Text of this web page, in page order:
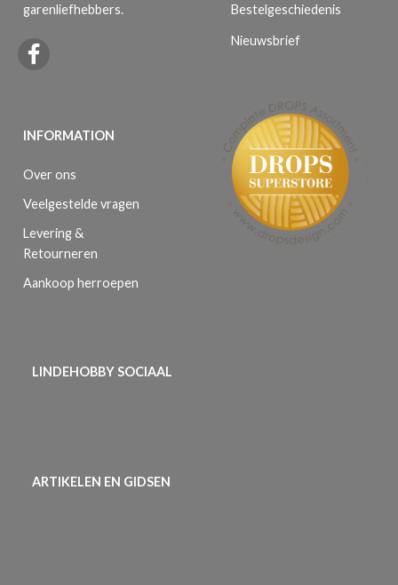
garenliefhebbers.
INFORMATION
Over ons
Veelgestelde vragen
Levering &
Retourneren
Aankoop herroepen
Bestelgeschiedenis
Nieuwsbrief
LINDEHOBBY SOCIAAL
ARTIKELEN EN GIDSEN